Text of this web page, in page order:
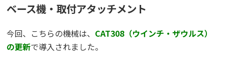
ベース機・取付アタッチメント
今回、こちらの機械は、 CAT308（ウインチ・ザウルス）
の更新で導入されました。